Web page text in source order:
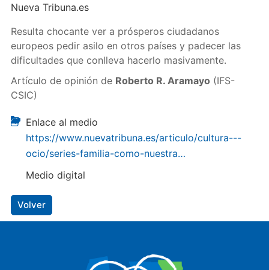
Nueva Tribuna.es
Resulta chocante ver a prósperos ciudadanos
europeos pedir asilo en otros países y padecer las
dificultades que conlleva hacerlo masivamente.
Artículo de opinión de Roberto R. Aramayo (IFS-
CSIC)
Enlace al medio
https://www.nuevatribuna.es/articulo/cultura---
ocio/series-familia-como-nuestra…
Medio digital
Volver